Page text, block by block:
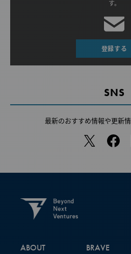
す。
登録する
SNS
最新のおすすめ情報や更新
ABOUT
BRAVE